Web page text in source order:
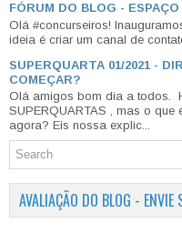
FÓRUM DO BLOG -
Olá #concurseiros!
ideia é criar um canal de
SUPERQUARTA 01/2021 -
COMEÇAR?
Olá amigos bom dia a todos.
SUPERQUARTAS , mas o
agora? Eis nossa explic...
AVALIAÇÃO DO BLOG - ENVIE